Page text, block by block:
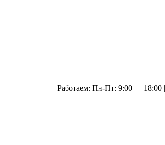
Работаем: Пн-Пт: 9:00 — 18:00 |